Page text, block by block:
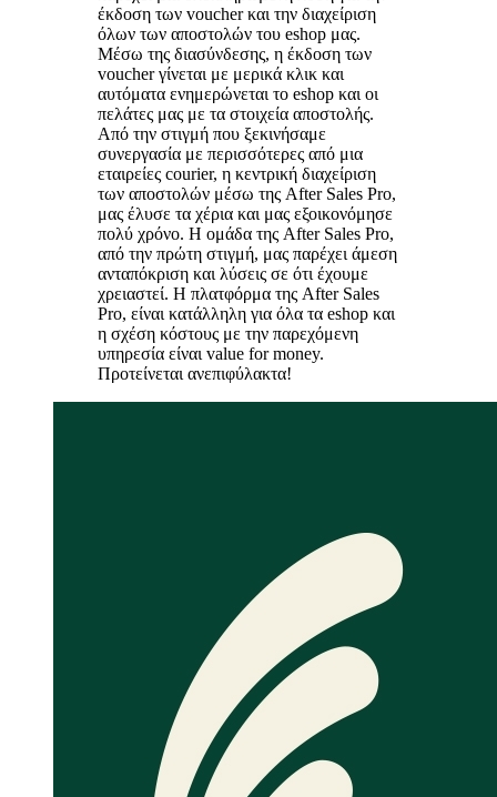
έκδοση των voucher και την διαχείριση
όλων των αποστολών του eshop μας.
Μέσω της διασύνδεσης, η έκδοση των
voucher γίνεται με μερικά κλικ και
αυτόματα ενημερώνεται το eshop και οι
πελάτες μας με τα στοιχεία αποστολής.
Από την στιγμή που ξεκινήσαμε
συνεργασία με περισσότερες από μια
εταιρείες courier, η κεντρική διαχείριση
των αποστολών μέσω της After Sales Pro,
μας έλυσε τα χέρια και μας εξοικονόμησε
πολύ χρόνο. Η ομάδα της After Sales Pro,
από την πρώτη στιγμή, μας παρέχει άμεση
ανταπόκριση και λύσεις σε ότι έχουμε
χρειαστεί. H πλατφόρμα της After Sales
Pro, είναι κατάλληλη για όλα τα eshop και
η σχέση κόστους με την παρεχόμενη
υπηρεσία είναι value for money.
Προτείνεται ανεπιφύλακτα!